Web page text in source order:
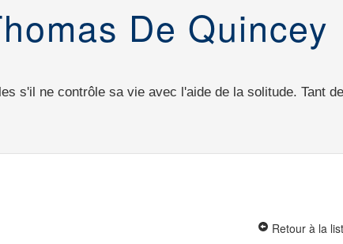
De Quincey
s'il ne contrôle sa vie avec l'aide de la solitude. Tant
Retour à la